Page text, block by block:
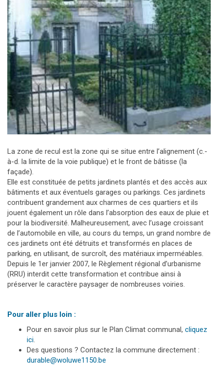
La zone de recul est la zone qui se situe entre l’alignement (c.-
à-d. la limite de la voie publique) et le front de bâtisse (la
façade).
Elle est constituée de petits jardinets plantés et des accès aux
bâtiments et aux éventuels garages ou parkings. Ces jardinets
contribuent grandement aux charmes de ces quartiers et ils
jouent également un rôle dans l’absorption des eaux de pluie et
pour la biodiversité. Malheureusement, avec l’usage croissant
de l’automobile en ville, au cours du temps, un grand nombre de
ces jardinets ont été détruits et transformés en places de
parking, en utilisant, de surcroît, des matériaux imperméables.
Depuis le 1er janvier 2007, le Règlement régional d’urbanisme
(RRU) interdit cette transformation et contribue ainsi à
préserver le caractère paysager de nombreuses voiries.
Pour aller plus loin :
Pour en savoir plus sur le Plan Climat communal, cliquez
ici.
Des questions ? Contactez la commune directement :
durable@woluwe1150.be